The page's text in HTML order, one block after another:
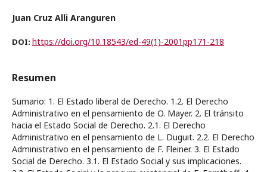
Juan Cruz Alli Aranguren
DOI: https://doi.org/10.18543/ed-49(1)-2001pp171-218
Resumen
Sumario: 1. El Estado liberal de Derecho. 1.2. El Derecho
Administrativo en el pensamiento de O. Mayer. 2. El tránsito
hacia el Estado Social de Derecho. 2.1. El Derecho
Administrativo en el pensamiento de L. Duguit. 2.2. El Derecho
Administrativo en el pensamiento de F. Fleiner. 3. El Estado
Social de Derecho. 3.1. El Estado Social y sus implicaciones.